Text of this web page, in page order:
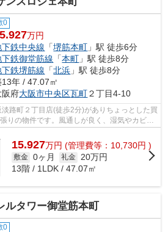
0
万円
下鉄中央線 「堺筋本町 」駅 徒歩6分
下鉄御堂筋線 「本町 」駅 徒歩8分
下鉄堺筋線 「北浜 」駅 徒歩8分
13年 / 47.07㎡
阪府大阪市中央区瓦町２丁目4-10
路町２丁目店(徒歩2分)がありちょっとした買
りの物件です。風通しが良く、湿気やカビの
デザ...
15.927万円 (管理費等：10,730円 )
敷金 0ヶ月 礼金 20万円
13階 / 1LDK / 47.07㎡
ルタワー御堂筋本町
0